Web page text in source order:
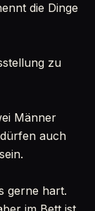
die Dinge
zu
Männer
auch
gerne hart.